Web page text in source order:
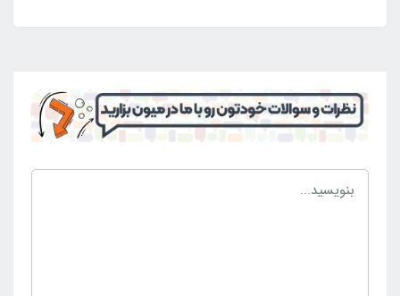
افراد انتخاب و خریداری می شود. با این وجود است که می
توان آن را خریداری کرد و در طی سال های زیاد از وجود
آن بهره مند شد. محصول مورد نظر جزو محصولات کمجا
می باشد که قابلیت حمل آسان دارد و همراه افراد در
مسافرت و گردش قرار می گیرد. به دنبال نیاز به داشتن